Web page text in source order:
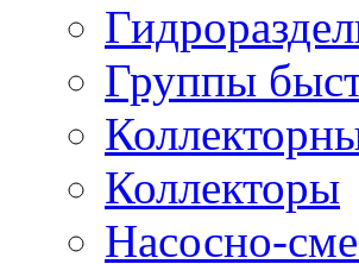
Группы
Коллекторы
Насосно-